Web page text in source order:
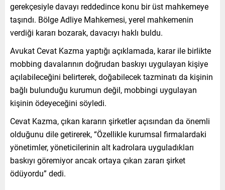
gerekçesiyle davayı reddedince konu bir üst mahkemeye
taşındı. Bölge Adliye Mahkemesi, yerel mahkemenin
verdiği kararı bozarak, davacıyı haklı buldu.
Avukat Cevat Kazma yaptığı açıklamada, karar ile birlikte
mobbing davalarının doğrudan baskıyı uygulayan kişiye
açılabileceğini belirterek, doğabilecek tazminatı da kişinin
bağlı bulunduğu kurumun değil, mobbingi uygulayan
kişinin ödeyeceğini söyledi.
Cevat Kazma, çıkan kararın şirketler açısından da önemli
olduğunu dile getirerek, “Özellikle kurumsal firmalardaki
yönetimler, yöneticilerinin alt kadrolara uyguladıkları
baskıyı göremiyor ancak ortaya çıkan zararı şirket
ödüyordu” dedi.